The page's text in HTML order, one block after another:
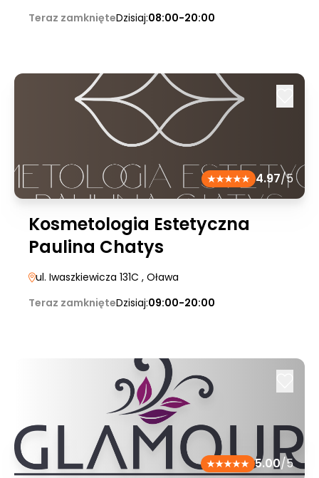
Teraz zamknięteDzisiaj:08:00-20:00
4.97/5
Kosmetologia Estetyczna
Paulina Chatys
ul. Iwaszkiewicza 131C , Oława
Teraz zamknięteDzisiaj:09:00-20:00
5.00/5